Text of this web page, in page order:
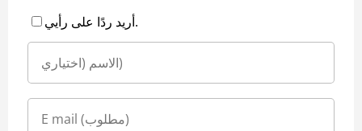
أريد ردًا على رأيي.